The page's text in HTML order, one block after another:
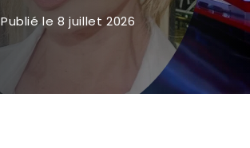
Publié le8 juillet 2026